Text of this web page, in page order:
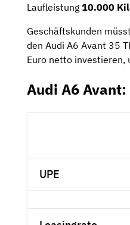
Laufleistung 10.000
Geschäftskunden
den Audi A6 Avant 35
Euro netto investieren,
Audi A6
UPE